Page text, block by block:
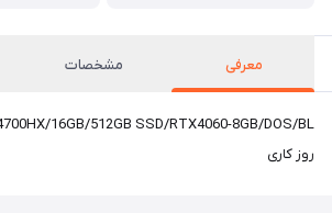
معرفی مشخصات
روز کاری